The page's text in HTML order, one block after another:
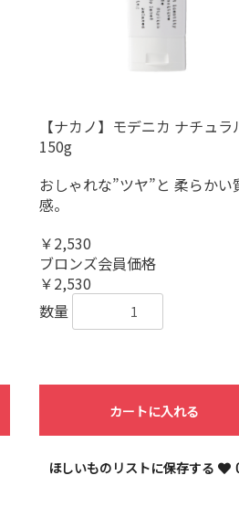
【ナカノ】モデニカ ナチュラ
150g
おしゃれな”ツヤ”と 柔らかい
感。
￥2,530
ブロンズ会員価格
￥2,530
数量
カートに入れる
ほしいものリストに保存する